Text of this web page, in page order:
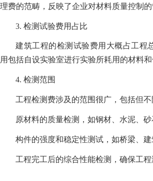
理费的范畴，反映了企业对材料质量控制的
3. 检测试验费用占比
建筑工程的检测试验费用大概占工程
用包括自设实验室进行实验所耗用的材料和
4. 检测范围
工程检测费涉及的范围很广，包括但不
原材料的质量检测，如钢材、水泥、砂
构件的强度和稳定性测试，如桥梁、建
工程完工后的综合性能检测，确保工程